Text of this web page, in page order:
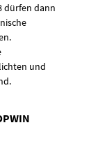
dürfen dann
und